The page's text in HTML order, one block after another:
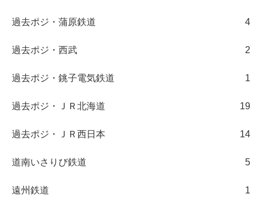
過去ポジ・蒲原鉄道 4
過去ポジ・西武 2
過去ポジ・銚子電気鉄道 1
過去ポジ・ＪＲ北海道 19
過去ポジ・ＪＲ西日本 14
道南いさりび鉄道 5
遠州鉄道 1